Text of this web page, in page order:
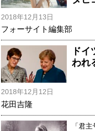
2018年12月13日
フォーサイト編集部
ド
われ
2018年12月12日
花田吉隆
「君